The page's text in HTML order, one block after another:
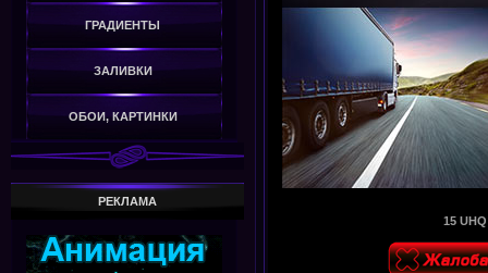
ГРАДИЕНТЫ
ЗАЛИВКИ
ОБОИ, КАРТИНКИ
РЕКЛАМА
15